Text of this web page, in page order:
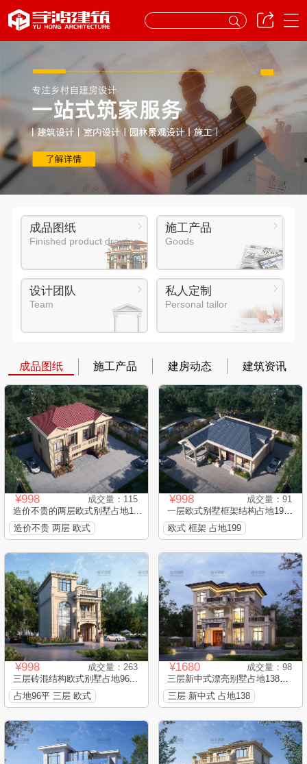
成品图纸
Finished product drawing
施工产品
Goods
设计团队
Team
私人定制
Personal tailor
成品图纸 施工产品 建房动态 建筑资讯
¥998
成交量：115
造价不贵的两层欧式别墅占地1...
造价不贵 两层 欧式
¥998
成交量：91
一层欧式别墅框架结构占地199...
欧式 框架 占地199
¥998
成交量：263
三层砖混结构欧式别墅占地96...
占地96平 三层 欧式
¥1680
成交量：98
三层新中式漂亮别墅占地138平...
三层 新中式 占地138